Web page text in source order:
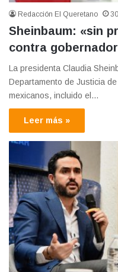
Redacción El Queretano
Sheinbaum: «sin
contra
La presidenta Claudia
Departamento de Justicia
mexicanos, incluido el…
Leer más »